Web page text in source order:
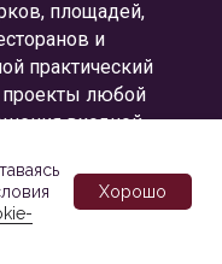
площадей,
и
практический
проекты любой
входной
городской
цены,
Хорошо